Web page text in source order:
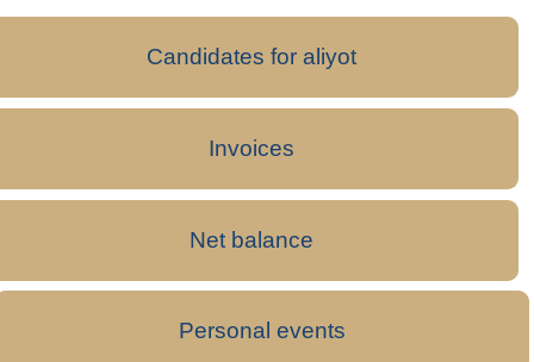
Candidates for aliyot
Invoices
Net balance
Personal events